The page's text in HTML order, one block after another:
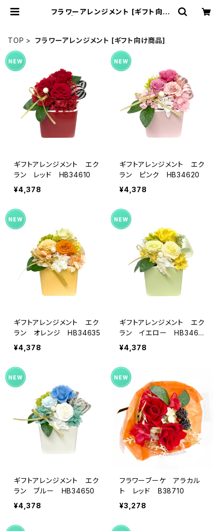
フラワーアレンジメント [ギフト向け
TOP
フラワーアレンジメント [ギフト向け商品]
ギフトアレンジメント エク
ラン レッド HB34610
¥4,378
ギフトアレンジメント エク
ラン ピンク HB34620
¥4,378
ギフトアレンジメント エク
ラン オレンジ HB34635
¥4,378
ギフトアレンジメント エク
ラン イエロー HB3463
0
¥4,378
ギフトアレンジメント エク
ラン ブルー HB34650
¥4,378
フラワーブーケ アラカル
ト レッド B38710
¥3,278